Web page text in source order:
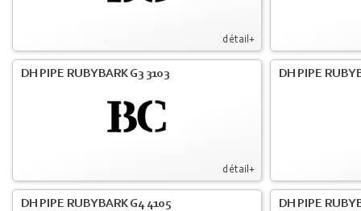
détail+
détail+
DH PIPE RUBYBARK G3 3103 DH PIPE
DH PIPE RUBYBARK G4 4105 DH PIPE